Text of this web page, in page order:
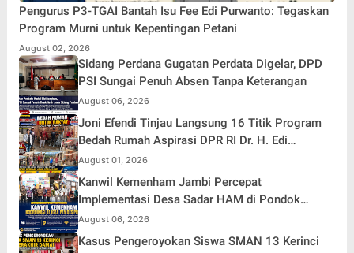
Pengurus P3-TGAI Bantah Isu Fee Edi Purwanto: Tegaskan
Program Murni untuk Kepentingan Petani
August 02, 2026
Sidang Perdana Gugatan Perdata Digelar, DPD
PSI Sungai Penuh Absen Tanpa Keterangan
August 06, 2026
Joni Efendi Tinjau Langsung 16 Titik Program
Bedah Rumah Aspirasi DPR RI Dr. H. Edi
Purwanto di Kecamatan Gunung Kerinci
August 01, 2026
Kanwil Kemenham Jambi Percepat
Implementasi Desa Sadar HAM di Pondok
Agung
August 06, 2026
Kasus Pengeroyokan Siswa SMAN 13 Kerinci